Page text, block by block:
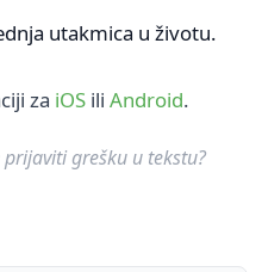
utakmica u životu.
za iOS ili Android.
grešku u tekstu?